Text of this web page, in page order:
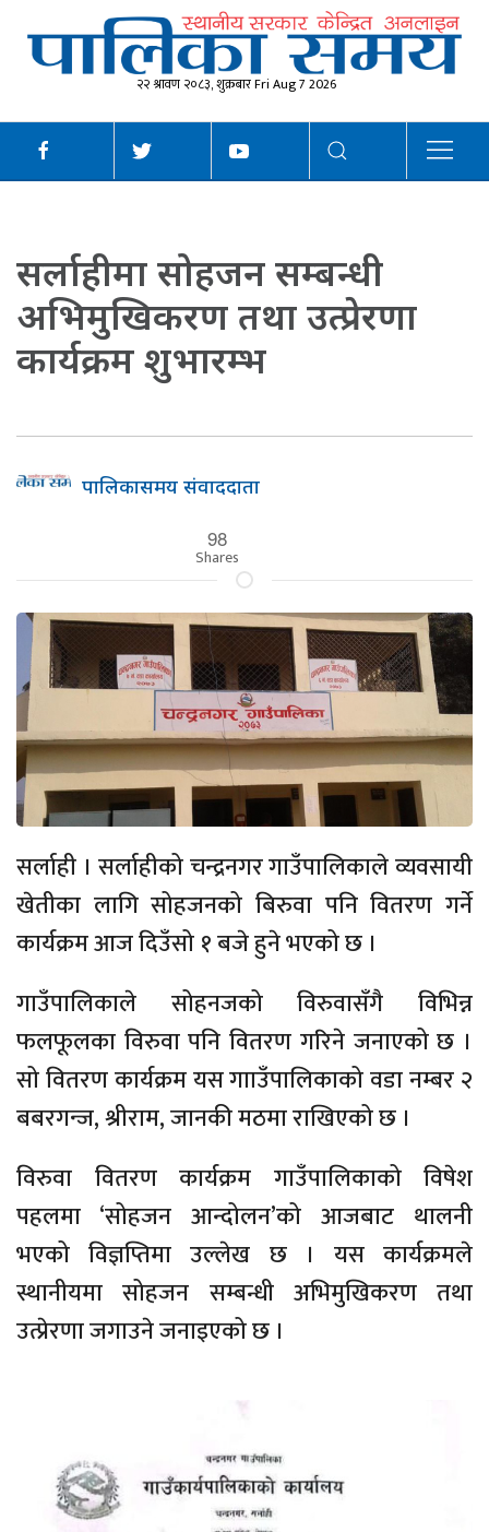
२२ श्रावण २०८३, शुक्रबार Fri Aug 7 2026
सर्लाहीमा सोहजन सम्बन्धी
अभिमुखिकरण तथा उत्प्रेरणा
कार्यक्रम शुभारम्भ
पालिकासमय संवाददाता
98
Shares
सर्लाही । सर्लाहीको चन्द्रनगर गाउँपालिकाले व्यवसायी
खेतीका लागि सोहजनको बिरुवा पनि वितरण गर्ने
कार्यक्रम आज दिउँसो १ बजे हुने भएको छ ।
गाउँपालिकाले सोहनजको विरुवासँगै विभिन्न
फलफूलका विरुवा पनि वितरण गरिने जनाएको छ ।
सो वितरण कार्यक्रम यस गााउँपालिकाको वडा नम्बर २
बबरगन्ज, श्रीराम, जानकी मठमा राखिएको छ ।
विरुवा वितरण कार्यक्रम गाउँपालिकाको विषेश
पहलमा ‘सोहजन आन्दोलन’को आजबाट थालनी
भएको विज्ञप्तिमा उल्लेख छ । यस कार्यक्रमले
स्थानीयमा सोहजन सम्बन्धी अभिमुखिकरण तथा
उत्प्रेरणा जगाउने जनाइएको छ ।